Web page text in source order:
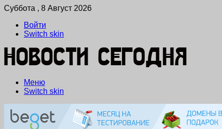
Суббота , 8 Август 2026
Войти
Switch skin
Меню
Switch skin